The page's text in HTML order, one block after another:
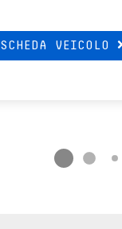
SCHEDA VEICOLO